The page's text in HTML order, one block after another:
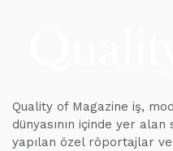
Quality of Magazine iş,
dünyasının içinde yer
yapılan özel röportajlar